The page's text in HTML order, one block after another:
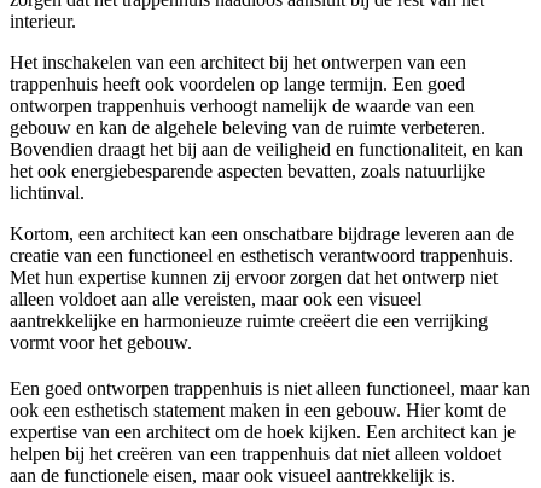
interieur.
Het inschakelen van een architect bij het ontwerpen van een
trappenhuis heeft ook voordelen op lange termijn. Een goed
ontworpen trappenhuis verhoogt namelijk de waarde van een
gebouw en kan de algehele beleving van de ruimte verbeteren.
Bovendien draagt het bij aan de veiligheid en functionaliteit, en kan
het ook energiebesparende aspecten bevatten, zoals natuurlijke
lichtinval.
Kortom, een architect kan een onschatbare bijdrage leveren aan de
creatie van een functioneel en esthetisch verantwoord trappenhuis.
Met hun expertise kunnen zij ervoor zorgen dat het ontwerp niet
alleen voldoet aan alle vereisten, maar ook een visueel
aantrekkelijke en harmonieuze ruimte creëert die een verrijking
vormt voor het gebouw.
Een goed ontworpen trappenhuis is niet alleen functioneel, maar kan
ook een esthetisch statement maken in een gebouw. Hier komt de
expertise van een architect om de hoek kijken. Een architect kan je
helpen bij het creëren van een trappenhuis dat niet alleen voldoet
aan de functionele eisen, maar ook visueel aantrekkelijk is.